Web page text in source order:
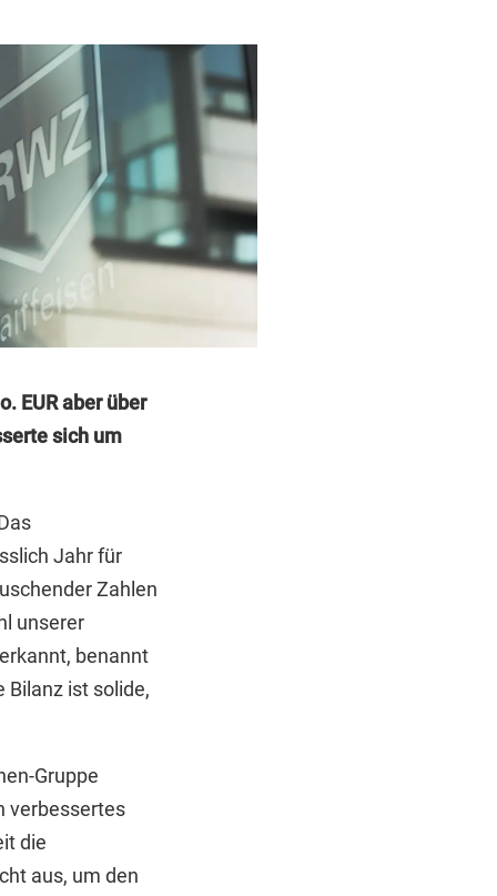
EUR aber über
sich um
Jahr für
Zahlen
unserer
benannt
Bilanz ist solide,
Gruppe
verbessertes
die
aus, um den